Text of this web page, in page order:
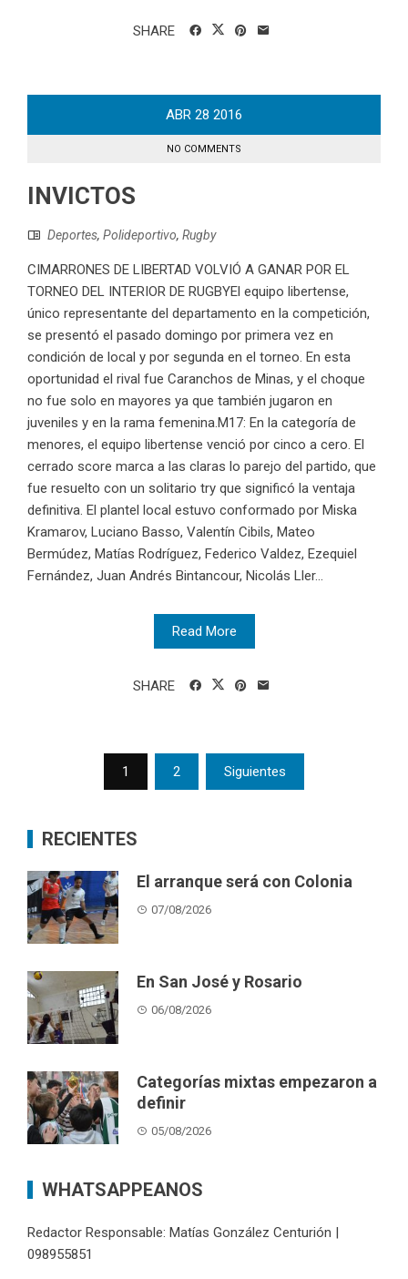
SHARE
ABR 28 2016
NO COMMENTS
INVICTOS
Deportes, Polideportivo, Rugby
CIMARRONES DE LIBERTAD VOLVIÓ A GANAR POR EL
TORNEO DEL INTERIOR DE RUGBYEl equipo libertense,
único representante del departamento en la competición,
se presentó el pasado domingo por primera vez en
condición de local y por segunda en el torneo. En esta
oportunidad el rival fue Caranchos de Minas, y el choque
no fue solo en mayores ya que también jugaron en
juveniles y en la rama femenina.M17: En la categoría de
menores, el equipo libertense venció por cinco a cero. El
cerrado score marca a las claras lo parejo del partido, que
fue resuelto con un solitario try que significó la ventaja
definitiva. El plantel local estuvo conformado por Miska
Kramarov, Luciano Basso, Valentín Cibils, Mateo
Bermúdez, Matías Rodríguez, Federico Valdez, Ezequiel
Fernández, Juan Andrés Bintancour, Nicolás Ller...
Read More
SHARE
pagination
1 2 Siguientes
RECIENTES
El arranque será con Colonia
07/08/2026
En San José y Rosario
06/08/2026
Categorías mixtas empezaron a
definir
05/08/2026
WHATSAPPEANOS
Redactor Responsable: Matías González Centurión |
098955851